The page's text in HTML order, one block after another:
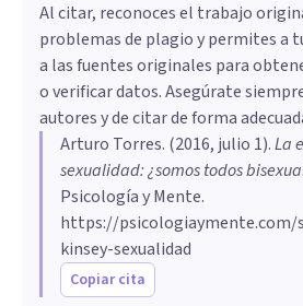
Al citar, reconoces el trabajo
problemas de plagio y permites a
a las fuentes originales para
o verificar datos. Asegúrate
autores y de citar de forma
Arturo Torres. (2016, julio 1).​La
sexualidad: ¿somos todos
Psicología y Mente.
https://psicologiaymente.com/
kinsey-sexualidad
Copiar cita